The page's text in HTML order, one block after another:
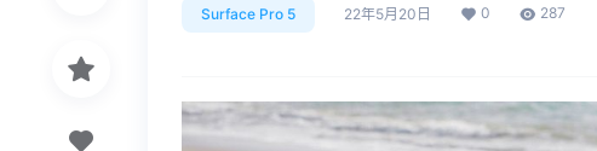
Surface Pro 5 22年5月20日 0 287